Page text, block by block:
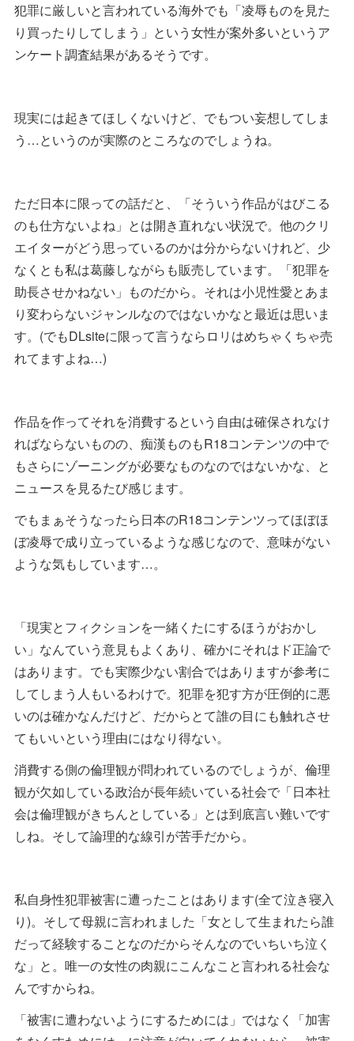
犯罪に厳しいと言われている海外でも「凌辱ものを見た
り買ったりしてしまう」という女性が案外多いというア
ンケート調査結果があるそうです。
現実には起きてほしくないけど、でもつい妄想してしま
う…というのが実際のところなのでしょうね。
ただ日本に限っての話だと、「そういう作品がはびこる
のも仕方ないよね」とは開き直れない状況で。他のクリ
エイターがどう思っているのかは分からないけれど、少
なくとも私は葛藤しながらも販売しています。「犯罪を
助長させかねない」ものだから。それは小児性愛とあま
り変わらないジャンルなのではないかなと最近は思いま
す。(でもDLsiteに限って言うならロリはめちゃくちゃ売
れてますよね…)
作品を作ってそれを消費するという自由は確保されなけ
ればならないものの、痴漢ものもR18コンテンツの中で
もさらにゾーニングが必要なものなのではないかな、と
ニュースを見るたび感じます。
でもまぁそうなったら日本のR18コンテンツってほぼほ
ぼ凌辱で成り立っているような感じなので、意味がない
ような気もしています…。
「現実とフィクションを一緒くたにするほうがおかし
い」なんていう意見もよくあり、確かにそれはド正論で
はあります。でも実際少ない割合ではありますが参考に
してしまう人もいるわけで。犯罪を犯す方が圧倒的に悪
いのは確かなんだけど、だからとて誰の目にも触れさせ
てもいいという理由にはなり得ない。
消費する側の倫理観が問われているのでしょうが、倫理
観が欠如している政治が長年続いている社会で「日本社
会は倫理観がきちんとしている」とは到底言い難いです
しね。そして論理的な線引が苦手だから。
私自身性犯罪被害に遭ったことはあります(全て泣き寝入
り)。そして母親に言われました「女として生まれたら誰
だって経験することなのだからそんなのでいちいち泣く
な」と。唯一の女性の肉親にこんなこと言われる社会な
んですからね。
「被害に遭わないようにするためには」ではなく「加害